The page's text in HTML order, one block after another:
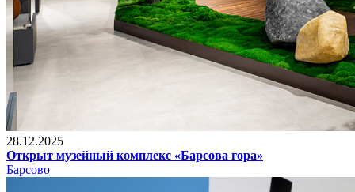
28.12.2025
Открыт музейный комплекс «Барсова гора»
Барсово